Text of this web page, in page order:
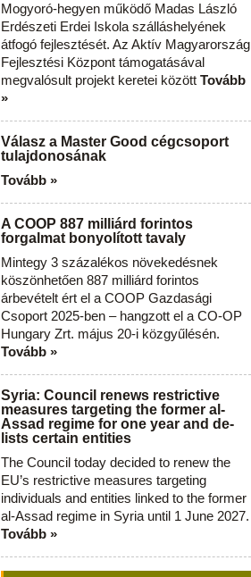
Mogyoró-hegyen működő Madas László
Erdészeti Erdei Iskola szálláshelyének
átfogó fejlesztését. Az Aktív Magyarország
Fejlesztési Központ támogatásával
megvalósult projekt keretei között Tovább
»
Válasz a Master Good cégcsoport
tulajdonosának
Tovább »
A COOP 887 milliárd forintos
forgalmat bonyolított tavaly
Mintegy 3 százalékos növekedésnek
köszönhetően 887 milliárd forintos
árbevételt ért el a COOP Gazdasági
Csoport 2025-ben – hangzott el a CO-OP
Hungary Zrt. május 20-i közgyűlésén.
Tovább »
Syria: Council renews restrictive
measures targeting the former al-
Assad regime for one year and de-
lists certain entities
The Council today decided to renew the
EU’s restrictive measures targeting
individuals and entities linked to the former
al-Assad regime in Syria until 1 June 2027.
Tovább »